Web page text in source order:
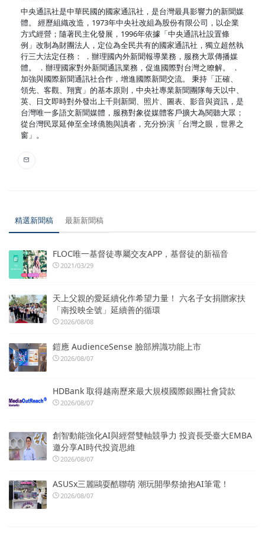
中央通訊社是中華民國的國家通訊社，是台灣最具影響力的新聞媒
體。 經歷組織改造，1973年中央社改組為股份有限公司，以企業
方式經營；隨著民主化發展，1996年依據「中央通訊社設置條
例」改制為財團法人，定位為全民共有的國家通訊社，獨立超然執
行三大法定任務： ．辦理國內外新聞報導業務，服務大眾傳播媒
體。 ．辦理國家對外新聞通訊業務，促進國際對台灣之瞭解。 ．
加強與國際新聞通訊社合作，增進國際新聞交流。 秉持「正確、
領先、客觀、翔實」的基本原則，中央社專業新聞團隊每天以中、
英、日文即時對外發出上千則新聞、照片、圖表、影音與資訊，是
台灣唯一多語文新聞媒體，服務對象從媒體客戶擴大為閱聽大眾；
從台灣民眾延伸至全球僑胞與讀者，充分扮演「台灣之眼，世界之
窗」。
精選新聞稿 最新新聞稿
FLOC唯一基督徒專屬交友APP，基督徒的新福音
2021/03/29
天上父親的愛延續化作希望力量！ 六名子女捐贈家扶
「南投映全號」延續善的循環
2026/08/08
鎧應 AudienceSense 臉部辨識功能上市
2026/08/07
HDBank 取得越南歷來最大規模國際銀團社會貸款
2026/08/07
創智動能強化AI與經營雙軸競爭力 投資長受臺大EMBA
邀分享AI時代投資思維
2026/08/07
ASUSx三麗鷗耍酷聯萌 潮玩開學祭搶抱AI筆電！
2026/08/07